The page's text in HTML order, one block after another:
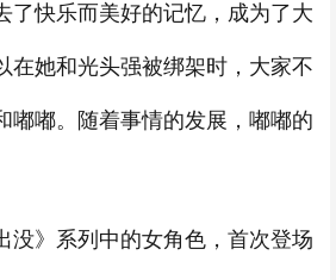
了快乐而美好的记忆，成为了大
在她和光头强被绑架时，大家不
嘟嘟。随着事情的发展，嘟嘟的
没》系列中的女角色，首次登场